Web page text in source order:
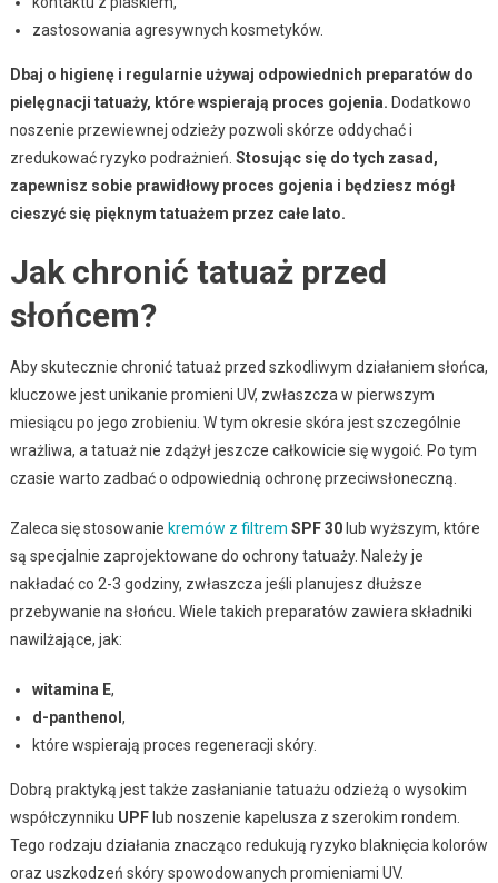
zastosowania agresywnych kosmetyków.
Dbaj o higienę i regularnie używaj odpowiednich preparatów do
pielęgnacji tatuaży, które wspierają proces gojenia. Dodatkowo
noszenie przewiewnej odzieży pozwoli skórze oddychać i
zredukować ryzyko podrażnień. Stosując się do tych zasad,
zapewnisz sobie prawidłowy proces gojenia i będziesz mógł
cieszyć się pięknym tatuażem przez całe lato.
Jak chronić tatuaż przed
słońcem?
Aby skutecznie chronić tatuaż przed szkodliwym działaniem słońca,
kluczowe jest unikanie promieni UV, zwłaszcza w pierwszym
miesiącu po jego zrobieniu. W tym okresie skóra jest szczególnie
wrażliwa, a tatuaż nie zdążył jeszcze całkowicie się wygoić. Po tym
czasie warto zadbać o odpowiednią ochronę przeciwsłoneczną.
Zaleca się stosowanie kremów z filtrem SPF 30lub wyższym, które
są specjalnie zaprojektowane do ochrony tatuaży. Należy je
nakładać co 2-3 godziny, zwłaszcza jeśli planujesz dłuższe
przebywanie na słońcu. Wiele takich preparatów zawiera składniki
nawilżające, jak:
witamina E,
d-panthenol ,
które wspierają proces regeneracji skóry.
Dobrą praktyką jest także zasłanianie tatuażu odzieżą o wysokim
współczynniku UPFlub noszenie kapelusza z szerokim rondem.
Tego rodzaju działania znacząco redukują ryzyko blaknięcia kolorów
oraz uszkodzeń skóry spowodowanych promieniami UV.